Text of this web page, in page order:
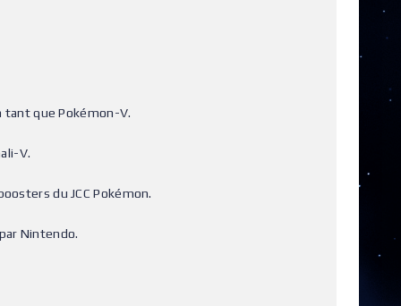
que Pokémon-V.
V.
du JCC Pokémon.
Nintendo.